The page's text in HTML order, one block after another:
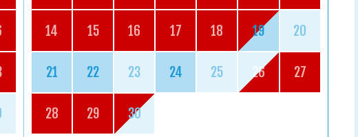
14 15 16 17 18 19 20
21 22 23 24 25 26 27
28 29 30